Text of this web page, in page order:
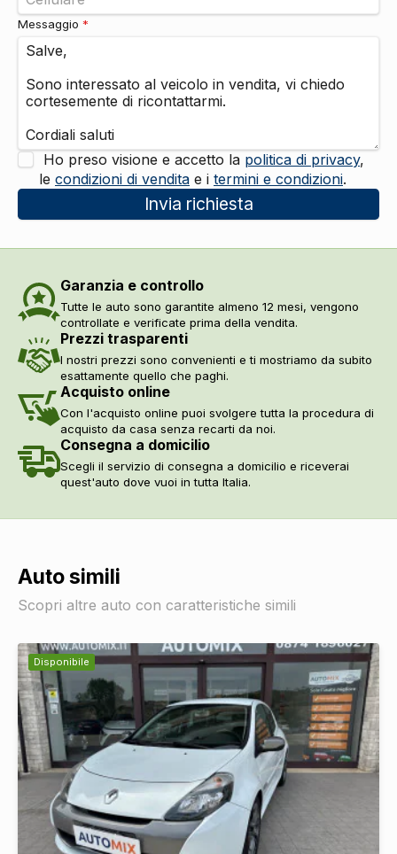
Messaggio *
Ho preso visione e accetto la politica di privacy,
le condizioni di vendita e i termini e condizioni.
Invia richiesta
Garanzia e controllo
Tutte le auto sono garantite almeno 12 mesi, vengono
controllate e verificate prima della vendita.
Prezzi trasparenti
I nostri prezzi sono convenienti e ti mostriamo da subito
esattamente quello che paghi.
Acquisto online
Con l'acquisto online puoi svolgere tutta la procedura di
acquisto da casa senza recarti da noi.
Consegna a domicilio
Scegli il servizio di consegna a domicilio e riceverai
quest'auto dove vuoi in tutta Italia.
Auto simili
Scopri altre auto con caratteristiche simili
Disponibile